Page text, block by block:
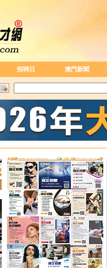
招聘日 澳門新聞